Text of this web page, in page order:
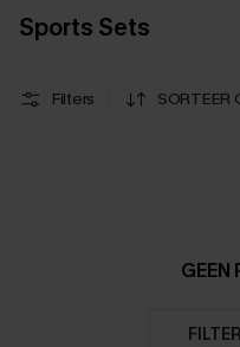
Sports Sets
Filters SORTEER
GEEN